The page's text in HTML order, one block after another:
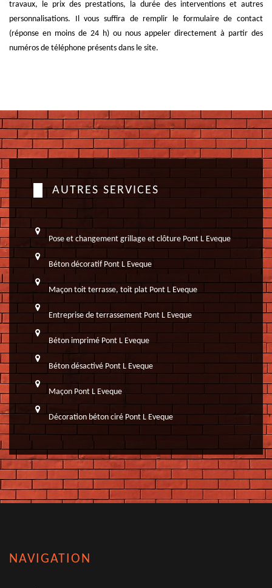
travaux, le prix des prestations, la durée des interventions et autres
personnalisations. Il vous suffira de remplir le formulaire de contact
(réponse en moins de 24 h) ou nous appeler directement à partir des
numéros de téléphone présents dans le site.
AUTRES SERVICES
Pose et changement grillage et clôture Pont L Eveque
Béton décoratif Pont L Eveque
Maçon toit terrasse, toit plat Pont L Eveque
Entreprise de terrassement Pont L Eveque
Béton imprimé Pont L Eveque
Béton désactivé Pont L Eveque
Maçon Pont L Eveque
Décoration béton ciré Pont L Eveque
NAVIGATION